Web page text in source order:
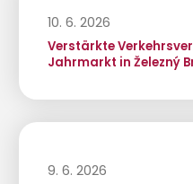
10. 6. 2026
Verstärkte
Jahrmarkt in Železný
9. 6. 2026